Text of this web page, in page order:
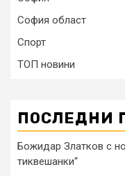
София област
Спорт
ТОП новини
ПОСЛЕДНИ
Божидар Златков с
тиквешанки“